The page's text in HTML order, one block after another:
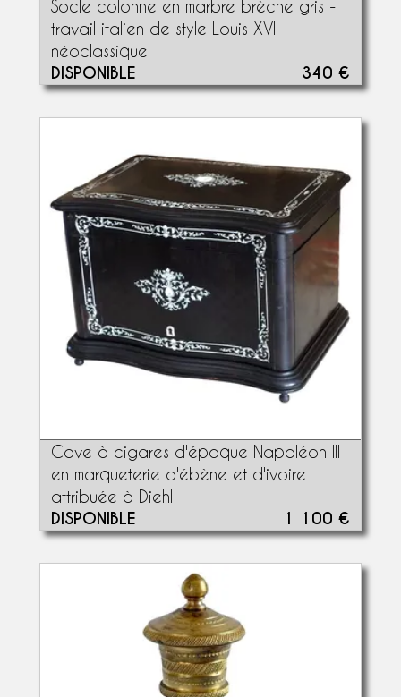
Socle colonne en marbre brèche gris -
travail italien de style Louis XVI
néoclassique
DISPONIBLE 340 €
Cave à cigares d'époque Napoléon III
en marqueterie d'ébène et d'ivoire
attribuée à Diehl
DISPONIBLE 1 100 €